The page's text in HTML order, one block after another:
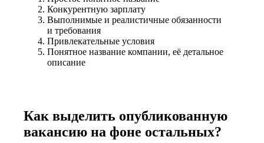
Конкурентную зарплату
Выполнимые и реалистичные обязанности
и требования
Привлекательные условия
Понятное название компании, её детальное
описание
Как выделить опубликованную
вакансию на фоне остальных?